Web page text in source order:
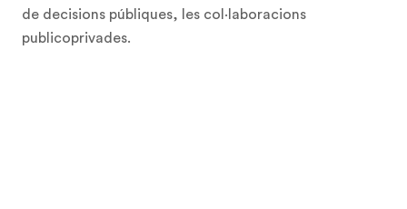
de decisions públiques, les col·laboracions
publicoprivades.